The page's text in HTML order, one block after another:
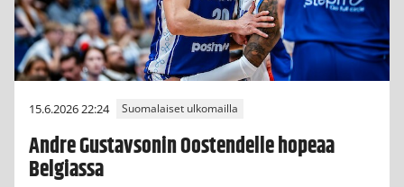
15.6.2026 22:24 Suomalaiset ulkomailla
Andre Gustavsonin Oostendelle hopeaa
Belgiassa